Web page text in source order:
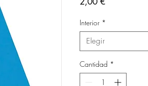
Interior *
Elegir
Cantidad *